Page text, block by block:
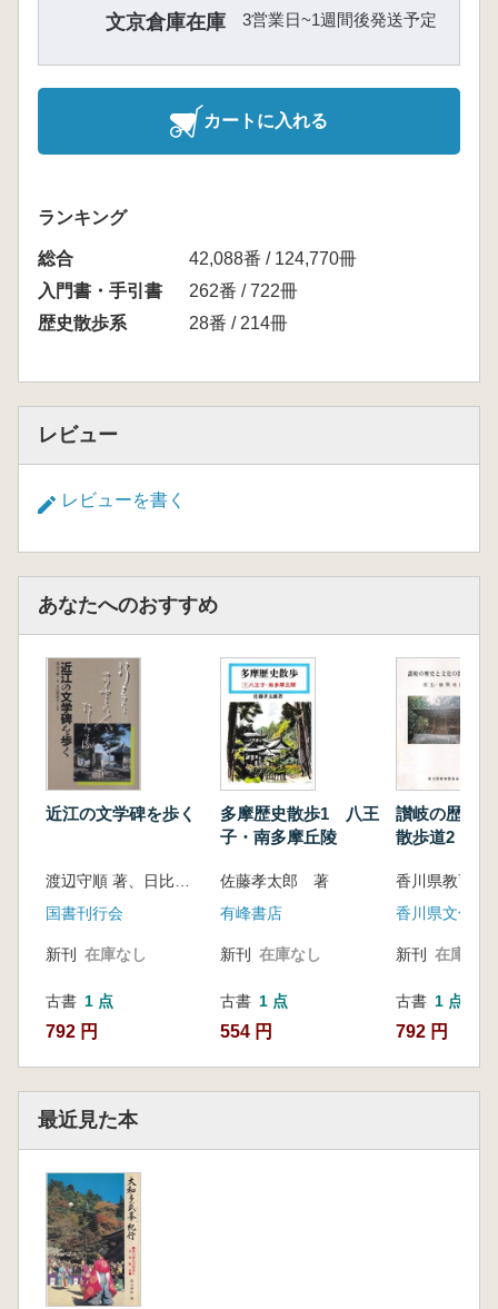
文京倉庫在庫 3営業日~1週間後発送予定
カートに入れる
ランキング
総合
42,088番 / 124,770冊
入門書・手引書
262番 / 722冊
歴史散歩系
28番 / 214冊
レビュー
レビューを書く
あなたへのおすすめ
近江の文学碑を歩く
渡辺守順 著、日比野渥美 写真
国書刊行会
新刊 在庫なし
古書 1 点
792 円
多摩歴史散歩1 八王
子・南多摩丘陵
佐藤孝太郎 著
有峰書店
新刊 在庫なし
古書 1 点
554 円
讃岐の歴史
散歩道2 : 坂
香川県教育
香川県文化財
新刊 在庫なし
古書 1 点
792 円
最近見た本